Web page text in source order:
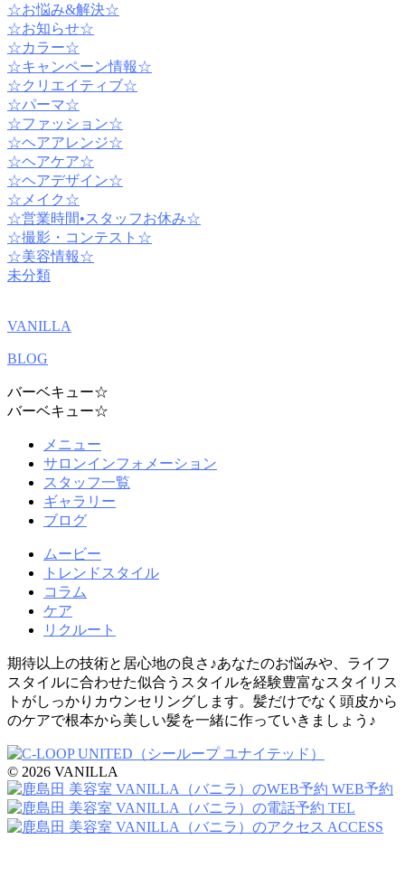
☆お悩み&解決☆
☆お知らせ☆
☆カラー☆
☆キャンペーン情報☆
☆クリエイティブ☆
☆パーマ☆
☆ファッション☆
☆ヘアアレンジ☆
☆ヘアケア☆
☆ヘアデザイン☆
☆メイク☆
☆営業時間•スタッフお休み☆
☆撮影・コンテスト☆
☆美容情報☆
未分類
VANILLA
BLOG
バーベキュー☆
バーベキュー☆
メニュー
サロンインフォメーション
スタッフ一覧
ギャラリー
ブログ
ムービー
トレンドスタイル
コラム
ケア
リクルート
期待以上の技術と居心地の良さ♪あなたのお悩みや、ライフ
スタイルに合わせた似合うスタイルを経験豊富なスタイリス
トがしっかりカウンセリングします。髪だけでなく頭皮から
のケアで根本から美しい髪を一緒に作っていきましょう♪
© 2026 VANILLA
WEB予約
TEL
ACCESS